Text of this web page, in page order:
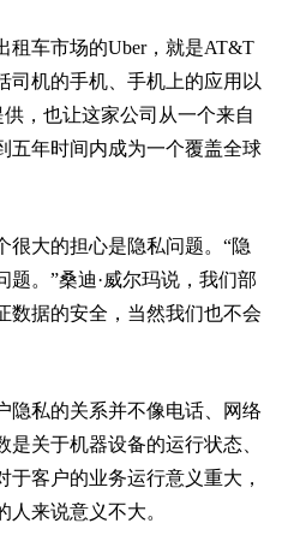
租车市场的Uber，就是AT&T
司机的手机、手机上的应用以
，也让这家公司从一个来自
五年时间内成为一个覆盖全球
很大的担心是隐私问题。“隐
。”桑迪·威尔玛说，我们部
数据的安全，当然我们也不会
隐私的关系并不像电话、网络
关于机器设备的运行状态、
客户的业务运行意义重大，
来说意义不大。